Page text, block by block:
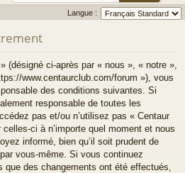
xi eg
r
e
c
Langue :
(désigné ci-après par « nous », « notre »,
www.centaurclub.com/forum »), vous
des conditions suivantes. Si
responsable de toutes les
pas et/ou n’utilisez pas « Centaur
ci à n’importe quel moment et nous
informé, bien qu’il soit prudent de
vous-même. Si vous continuez
que des changements ont été effectués,